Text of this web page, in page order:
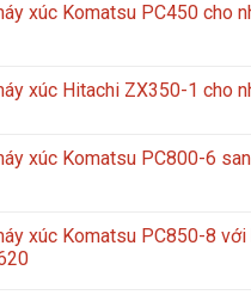
xúc Komatsu PC450 cho
xúc Hitachi ZX350-1 cho
xúc Komatsu PC800-6
xúc Komatsu PC850-8